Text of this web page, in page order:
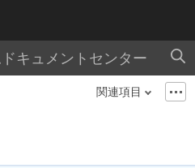
ドキュメントセンター
関連項目